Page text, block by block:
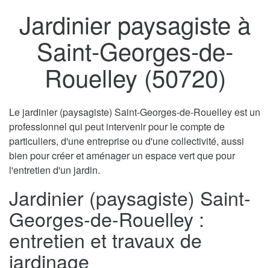
Jardinier paysagiste à
Saint-Georges-de-
Rouelley (50720)
Le jardinier (paysagiste) Saint-Georges-de-Rouelley est un
professionnel qui peut intervenir pour le compte de
particuliers, d'une entreprise ou d'une collectivité, aussi
bien pour créer et aménager un espace vert que pour
l'entretien d'un jardin.
Jardinier (paysagiste) Saint-
Georges-de-Rouelley :
entretien et travaux de
jardinage